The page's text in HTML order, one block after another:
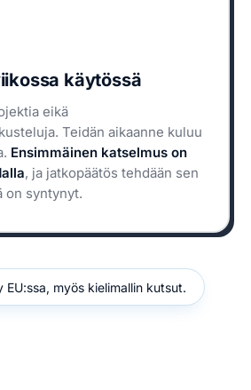
käytössä
eikä
Teidän aikaanne kuluu
Ensimmäinen katselmus on
, ja jatkopäätös tehdään sen
on syntynyt.
EU:ssa, myös kielimallin kutsut.